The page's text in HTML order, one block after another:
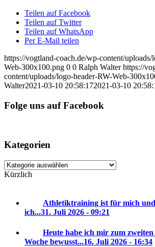
Teilen auf Facebook
Teilen auf Twitter
Teilen auf WhatsApp
Per E-Mail teilen
https://vogtland-coach.de/wp-content/uploads/
Web-300x100.png 0 0 Ralph Walter https://
content/uploads/logo-header-RW-Web-
Walter2021-03-10 20:58:172021-03-10
Folge uns auf Facebook
Kategorien
Kategorien
Kürzlich
Athletiktraining ist für mich
ich...31. Juli 2026 - 09:21
Heute habe ich mir zum
Woche bewusst...16. Juli 2026 - 16:34